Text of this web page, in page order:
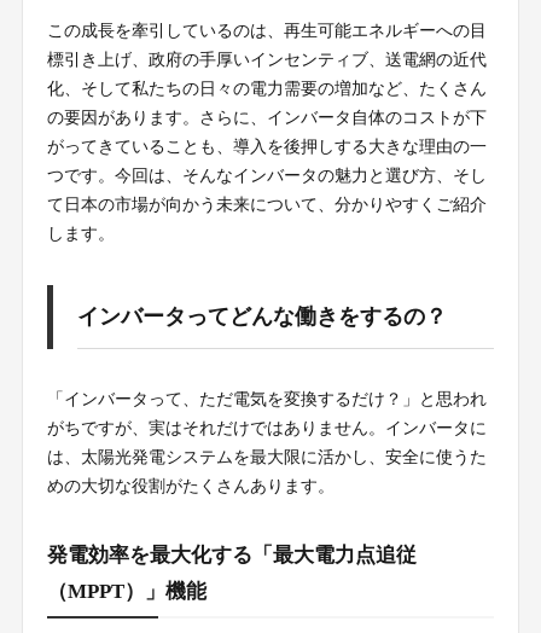
この成長を牽引しているのは、再生可能エネルギーへの目
標引き上げ、政府の手厚いインセンティブ、送電網の近代
化、そして私たちの日々の電力需要の増加など、たくさん
の要因があります。さらに、インバータ自体のコストが下
がってきていることも、導入を後押しする大きな理由の一
つです。今回は、そんなインバータの魅力と選び方、そし
て日本の市場が向かう未来について、分かりやすくご紹介
します。
インバータってどんな働きをするの？
「インバータって、ただ電気を変換するだけ？」と思われ
がちですが、実はそれだけではありません。インバータに
は、太陽光発電システムを最大限に活かし、安全に使うた
めの大切な役割がたくさんあります。
発電効率を最大化する「最大電力点追従
（MPPT）」機能